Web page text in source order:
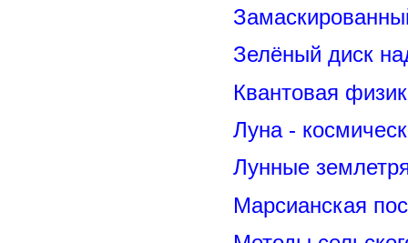
Зелёный диск
Квантовая
Луна -
Лунные
Марсианская